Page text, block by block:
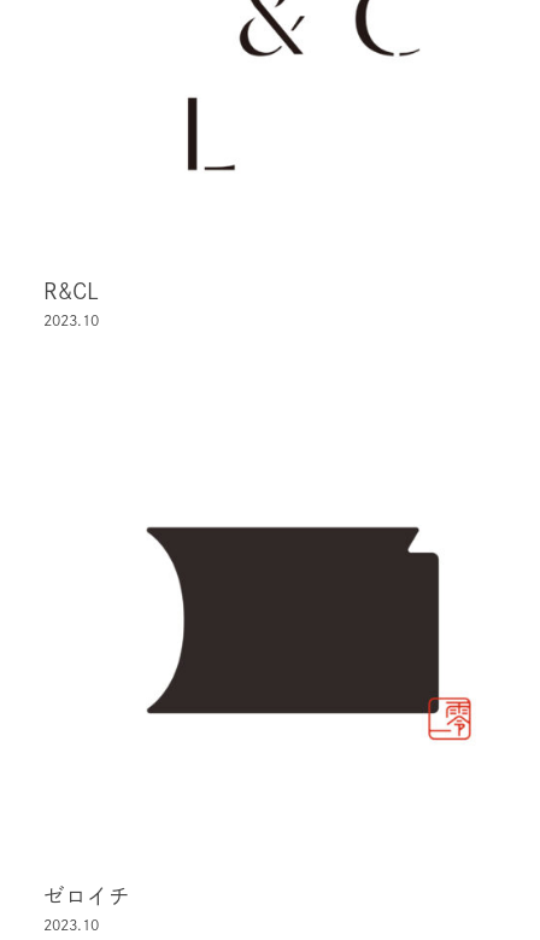
R&CL
2023.10
ゼロイチ
2023.10